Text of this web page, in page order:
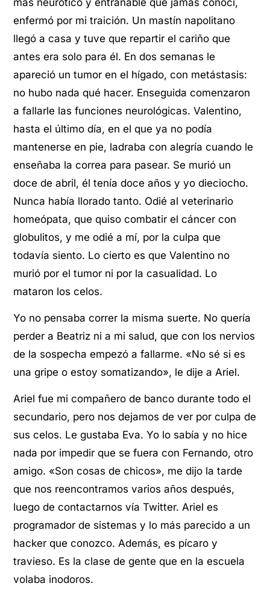
enfermó por mi traición. Un mastín napolitano
llegó a casa y tuve que repartir el cariño que
antes era solo para él. En dos semanas le
apareció un tumor en el hígado, con metástasis:
no hubo nada qué hacer. Enseguida comenzaron
a fallarle las funciones neurológicas. Valentino,
hasta el último día, en el que ya no podía
mantenerse en pie, ladraba con alegría cuando le
enseñaba la correa para pasear. Se murió un
doce de abril, él tenía doce años y yo dieciocho.
Nunca había llorado tanto. Odié al veterinario
homeópata, que quiso combatir el cáncer con
globulitos, y me odié a mí, por la culpa que
todavía siento. Lo cierto es que Valentino no
murió por el tumor ni por la casualidad. Lo
mataron los celos.
Yo no pensaba correr la misma suerte. No quería
perder a Beatriz ni a mi salud, que con los nervios
de la sospecha empezó a fallarme. «No sé si es
una gripe o estoy somatizando», le dije a Ariel.
Ariel fue mi compañero de banco durante todo el
secundario, pero nos dejamos de ver por culpa de
sus celos. Le gustaba Eva. Yo lo sabía y no hice
nada por impedir que se fuera con Fernando, otro
amigo. «Son cosas de chicos», me dijo la tarde
que nos reencontramos varios años después,
luego de contactarnos vía Twitter. Ariel es
programador de sistemas y lo más parecido a un
hacker que conozco. Además, es pícaro y
travieso. Es la clase de gente que en la escuela
volaba inodoros.